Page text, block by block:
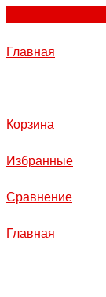
Главная
Корзина
Избранные
Сравнение
Главная